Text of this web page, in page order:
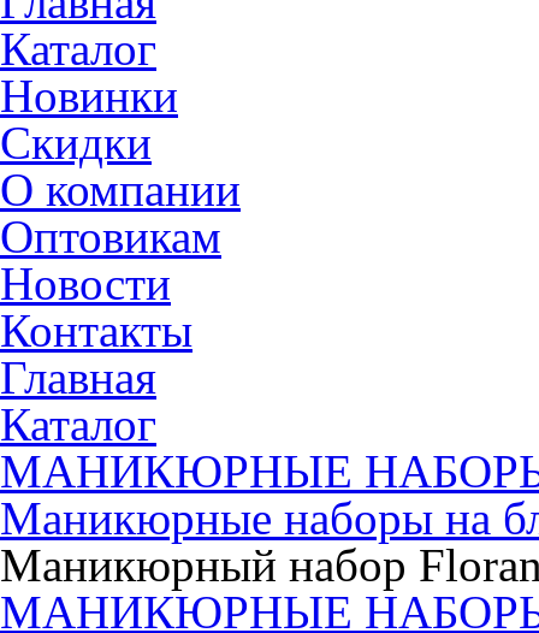
Каталог
Новинки
Скидки
О компании
Оптовикам
Новости
Контакты
Главная
Каталог
МАНИКЮРНЫЕ
Маникюрные наборы на
Маникюрный набор
МАНИКЮРНЫЕ